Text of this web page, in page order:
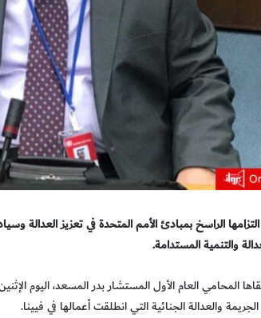
الراسخ بمبادئ الأمم المتحدة في تعزيز العدالة
والتنمية المستدامة.
المحامي العام الأول المستشار بدر المسعد، اليوم
والعدالة الجنائية التي انطلقت أعمالها في فيينا.